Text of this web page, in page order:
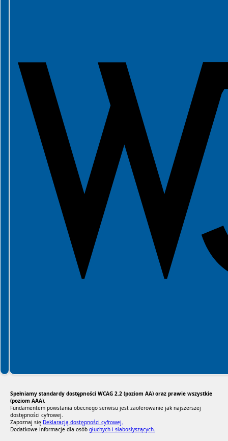
Spełniamy standardy dostępności WCAG 2.2 (poziom AA) oraz prawie wszystkie
(poziom AAA).
Fundamentem powstania obecnego serwisu jest zaoferowanie jak najszerszej
dostępności cyfrowej.
Zapoznaj się Deklaracją dostępności cyfrowej.
Dodatkowe informacje dla osób głuchych i słabosłyszących.